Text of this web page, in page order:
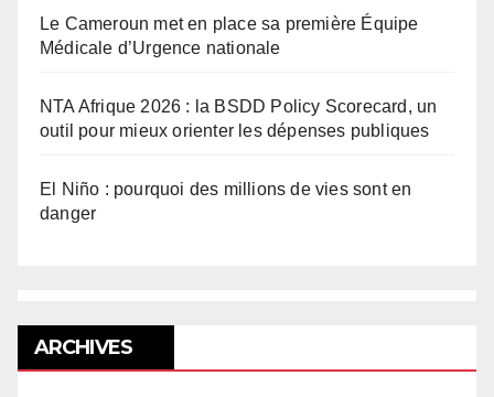
Le Cameroun met en place sa première Équipe
Médicale d’Urgence nationale
NTA Afrique 2026 : la BSDD Policy Scorecard, un
outil pour mieux orienter les dépenses publiques
El Niño : pourquoi des millions de vies sont en
danger
ARCHIVES